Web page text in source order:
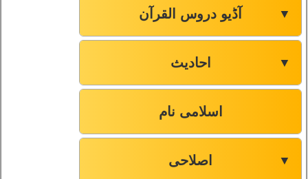
صفحہ-27
صفحہ-28
آڈیو دروس القرآن ▼
احادیث ▼
اسلامی نام
اصلاحی ▼